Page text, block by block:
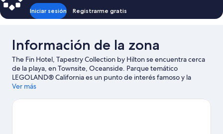
Iniciar sesión Registrarme gratis
Información de la zona
The Fin Hotel, Tapestry Collection by Hilton se encuentra cerca
de la playa, en Townsite, Oceanside. Parque temático
LEGOLAND® California es un punto de interés famoso y la
belleza natural de la zona puede apreciarse en Playa de
conocer Museo del Surf de California y Buena Vista Audubon
Ver más